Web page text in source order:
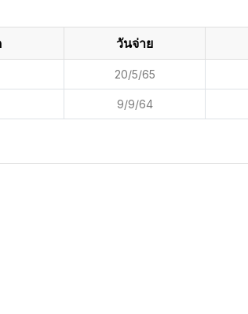
วันจ่าย
20/5/65
9/9/64